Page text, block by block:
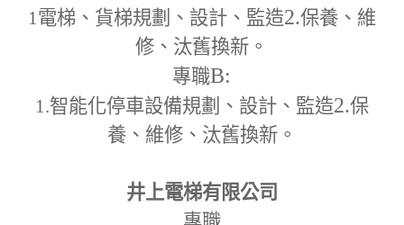
1電梯、貨梯規劃、設計、監造2.保養、維
修、汰舊換新。
專職B:
1.智能化停車設備規劃、設計、監造2.保
養、維修、汰舊換新。
井上電梯有限公司